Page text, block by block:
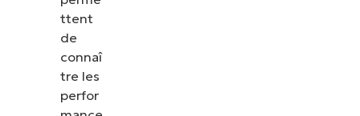
ttent
de
connaî
tre les
perfor
les correctifs, le MDM, la gestion des tickets et